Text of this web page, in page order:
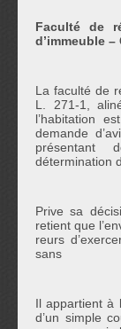
Faculté de
d’immeuble
La faculté de
L. 271-1,
l’habitation
demande
présentant
détermination
Prive sa
retient que
reurs
sans
Il appartient à
d’un simple